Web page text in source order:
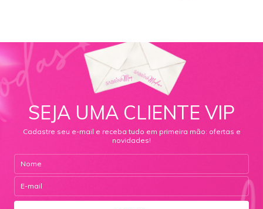
SEJA UMA CLIENTE VIP
Cadastre seu e-mail e receba tudo em primeira mão: ofertas e
novidades!